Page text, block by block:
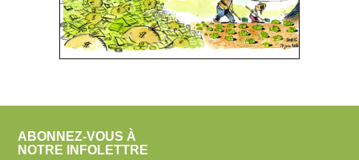
ABONNEZ-VOUS À
NOTRE INFOLETTRE